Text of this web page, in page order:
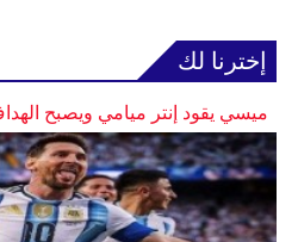
إخترنا لك
ميسي يقود إنتر ميامي ويصبح